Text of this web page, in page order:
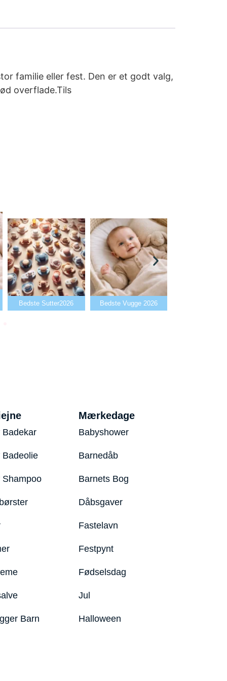
familie eller fest. Den er et godt valg,
overflade.Tils
Bedste Sutter2026 Bedste Vugge 2026
Badekar
Badeolie
Shampoo
Barn
Mærkedage
Babyshower
Barnedåb
Barnets Bog
Dåbsgaver
Fastelavn
Festpynt
Fødselsdag
Jul
Halloween